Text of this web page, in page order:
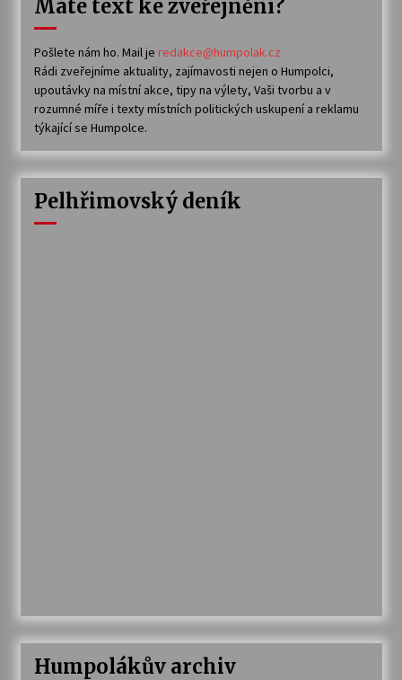
Máte text ke zveřejnění?
Pošlete nám ho. Mail je redakce@humpolak.cz
Rádi zveřejníme aktuality, zajímavosti nejen o Humpolci,
upoutávky na místní akce, tipy na výlety, Vaši tvorbu a v
rozumné míře i texty místních politických uskupení a reklamu
týkající se Humpolce.
Pelhřimovský deník
Humpolákův archiv